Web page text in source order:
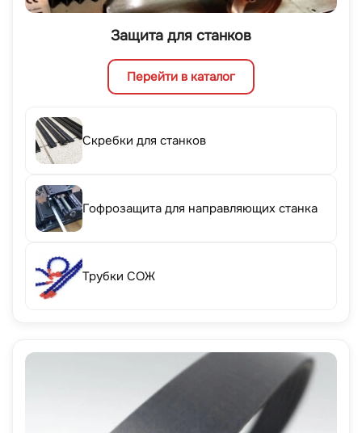
Защита для станков
Перейти в каталог
Скребки для станков
Гофрозащита для направляющих станка
Трубки СОЖ